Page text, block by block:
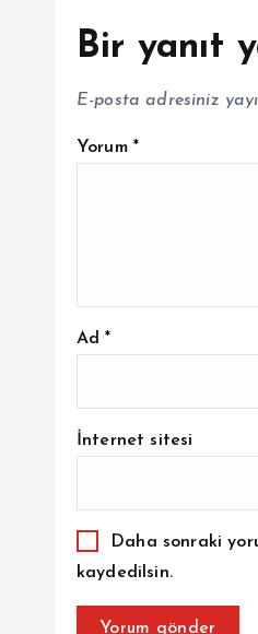
Bir yanıt
E-posta adresiniz
Yorum *
Ad*
İnternet sitesi
Daha sonraki
kaydedilsin.